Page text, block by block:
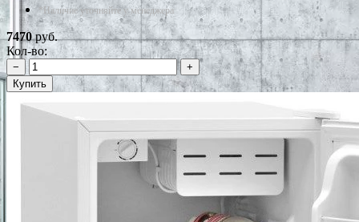
*Наличие уточняйте у менеджера
7470руб.
Кол-во:
−
+
Купить